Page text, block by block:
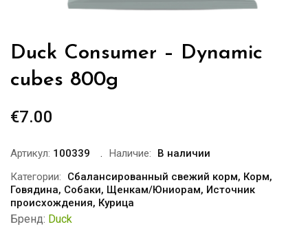
Duck Consumer – Dynamic
cubes 800g
€7.00
Артикул: 100339 Наличие:
В наличии
Категории:
Сбалансированный свежий корм, Корм,
Говядина, Собаки, Щенкам/Юниорам, Источник
происхождения, Курица
Бренд: Duck